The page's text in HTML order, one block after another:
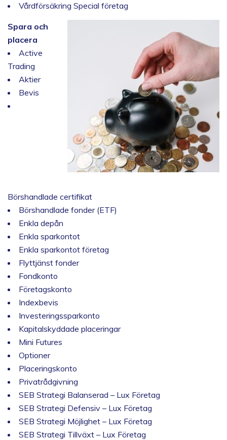
Vårdförsäkring Special företag
Spara och
placera
Active
Trading
Aktier
Bevis
Börshandlade certifikat
Börshandlade fonder (ETF)
Enkla depån
Enkla sparkontot
Enkla sparkontot företag
Flyttjänst fonder
Fondkonto
Företagskonto
Indexbevis
Investeringssparkonto
Kapitalskyddade placeringar
Mini Futures
Optioner
Placeringskonto
Privatrådgivning
SEB Strategi Balanserad – Lux Företag
SEB Strategi Defensiv – Lux Företag
SEB Strategi Möjlighet – Lux Företag
SEB Strategi Tillväxt – Lux Företag